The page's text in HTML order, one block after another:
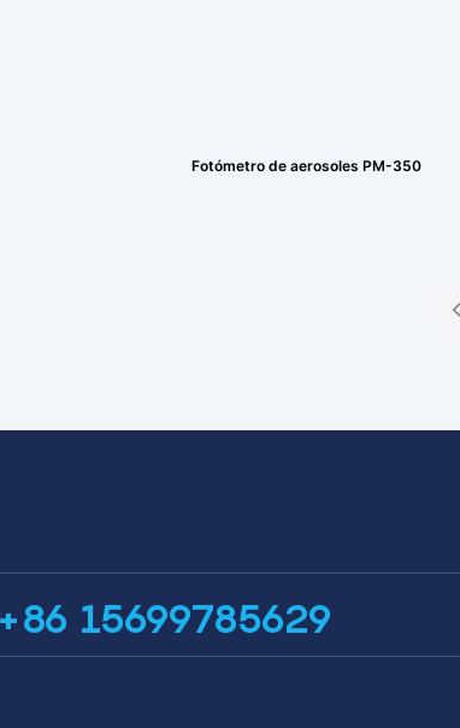
Fotómetro de aerosoles PM-350
+86 15699785629